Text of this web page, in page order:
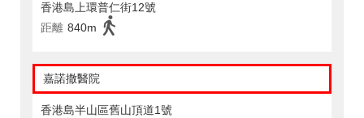
香港島上環普仁街12號
距離 840m
嘉諾撒醫院
香港島半山區舊山頂道1號